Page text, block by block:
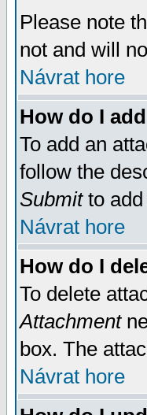
Please note
not and will
Návrat hore
How do I
To add an
follow the
Submitto add
Návrat hore
How do I
To delete
Attachment
box. The
Návrat hore